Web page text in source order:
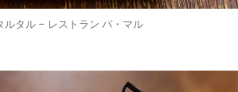
タル – レストラン パ・マル